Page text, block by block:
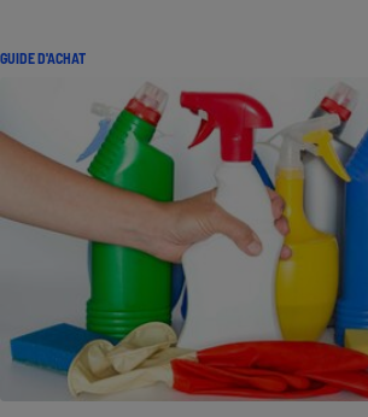
GUIDE D'ACHAT